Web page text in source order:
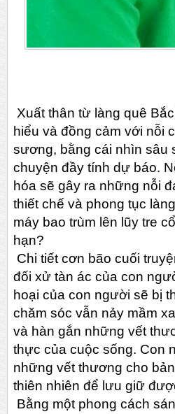
Xuất thân từ làng quê
hiểu và đồng cảm với nỗi
sương, bằng cái nhìn sâu
chuyện đầy tính dự báo.
hóa sẽ gây ra những nỗi
thiết chế và phong tục
máy bao trùm lên lũy tre
hạn?
Chi tiết cơn bão cuối
đối xử tàn ác của con
hoại của con người sẽ bị
chăm sóc vẫn nảy mầm
và hàn gắn những vết
thực của cuộc sống. Con
những vết thương cho
thiên nhiên để lưu giữ
Bằng một phong cách